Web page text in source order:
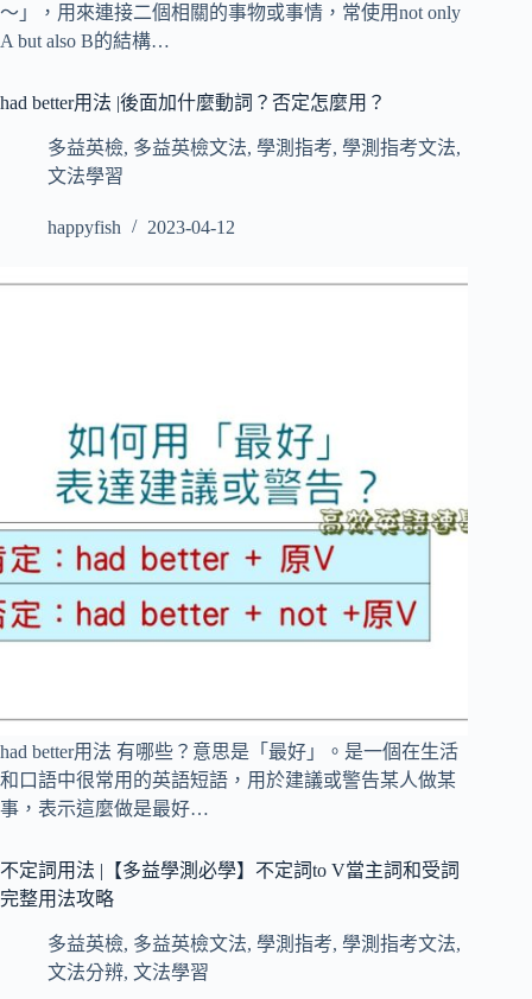
～」，用來連接二個相關的事物或事情，常使用not only
A but also B的結構…
had better用法 |後面加什麼動詞？否定怎麼用？
多益英檢, 多益英檢文法, 學測指考, 學測指考文法,
文法學習
happyfish 2023-04-12
had better用法 有哪些？意思是「最好」。是一個在生活
和口語中很常用的英語短語，用於建議或警告某人做某
事，表示這麼做是最好…
不定詞用法 |【多益學測必學】不定詞to V當主詞和受詞
完整用法攻略
多益英檢, 多益英檢文法, 學測指考, 學測指考文法,
文法分辨, 文法學習